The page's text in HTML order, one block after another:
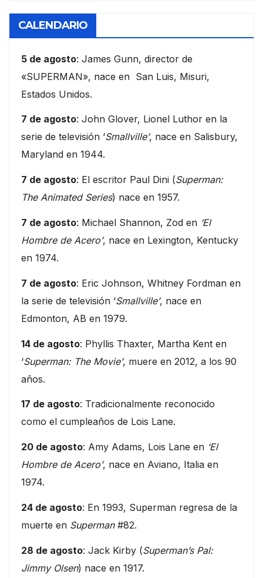
CALENDARIO
5 de agosto: James Gunn, director de
«SUPERMAN», nace en San Luis, Misuri,
Estados Unidos.
7 de agosto: John Glover, Lionel Luthor en la
serie de televisión ‘Smallville’, nace en Salisbury,
Maryland en 1944.
7 de agosto: El escritor Paul Dini (Superman:
The Animated Series) nace en 1957.
7 de agosto: Michael Shannon, Zod en ‘El
Hombre de Acero’, nace en Lexington, Kentucky
en 1974.
7 de agosto: Eric Johnson, Whitney Fordman en
la serie de televisión ‘Smallville’, nace en
Edmonton, AB en 1979.
14 de agosto: Phyllis Thaxter, Martha Kent en
‘Superman: The Movie’, muere en 2012, a los 90
años.
17 de agosto: Tradicionalmente reconocido
como el cumpleaños de Lois Lane.
20 de agosto: Amy Adams, Lois Lane en ‘El
Hombre de Acero’, nace en Aviano, Italia en
1974.
24 de agosto: En 1993, Superman regresa de la
muerte en Superman#82.
28 de agosto: Jack Kirby (Superman’s Pal:
Jimmy Olsen) nace en 1917.